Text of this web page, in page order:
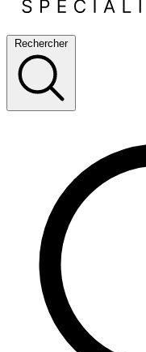
Rechercher